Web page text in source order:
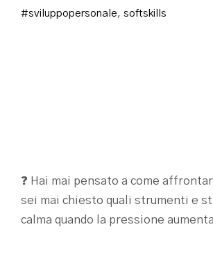
#sviluppopersonale, softskills
❓ Hai mai pensato a come
sei mai chiesto quali strumenti e
calma quando la pressione